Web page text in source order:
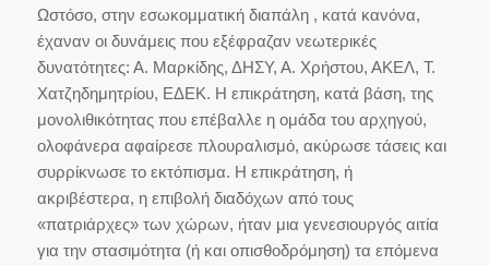
Ωστόσο, στην εσωκομματική διαπάλη , κατά κανόνα,
έχαναν οι δυνάμεις που εξέφραζαν νεωτερικές
δυνατότητες: Α. Μαρκίδης, ΔΗΣΥ, Α. Χρήστου, ΑΚΕΛ, Τ.
Χατζηδημητρίου, ΕΔΕΚ. Η επικράτηση, κατά βάση, της
μονολιθικότητας που επέβαλλε η ομάδα του αρχηγού,
ολοφάνερα αφαίρεσε πλουραλισμό, ακύρωσε τάσεις και
συρρίκνωσε το εκτόπισμα. Η επικράτηση, ή
ακριβέστερα, η επιβολή διαδόχων από τους
«πατριάρχες» των χώρων, ήταν μια γενεσιουργός αιτία
για την στασιμότητα (ή και οπισθοδρόμηση) τα επόμενα